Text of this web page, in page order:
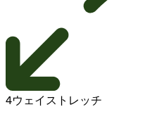
4ウェイストレッチ